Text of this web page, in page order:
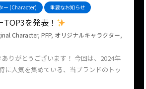
ー (Character) 重要なお知らせ
を発表！
Character, PFP, オリジナルキャラクター,
りがとうございます！ 今回は、2024年
に人気を集めている、当ブランドのトッ